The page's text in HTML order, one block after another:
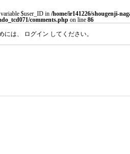
$user_ID in /home/ir141226/shougenji-
comments.php on line 86
には、
ログイン してください。